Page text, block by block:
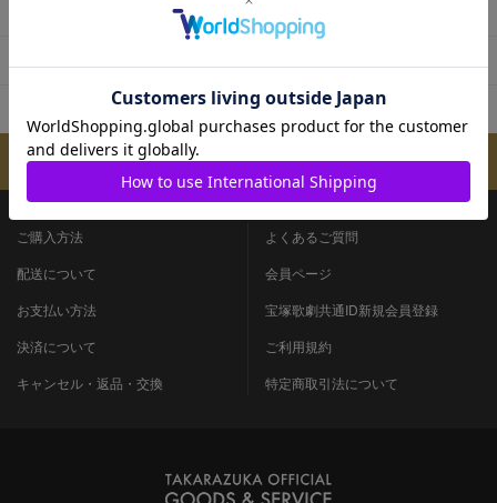
メールマガジンのご案内
ご購入方法
配送について
お支払い方法
決済について
キャンセル・返品・交換
よくあるご質問
会員ページ
宝塚歌劇共通ID新規会員登録
ご利用規約
特定商取引法について